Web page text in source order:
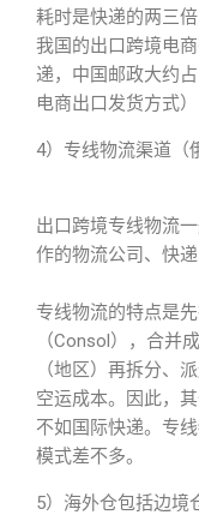
耗时是快递的两三
我国的出口跨境电
递，中国邮政大约
电商出口发货方式）
4）专线物流渠道（
出口跨境专线物流
作的物流公司、快递
专线物流的特点是
（Consol），合并
（地区）再拆分、
空运成本。因此，
不如国际快递。专
模式差不多。
5）海外仓包括边境